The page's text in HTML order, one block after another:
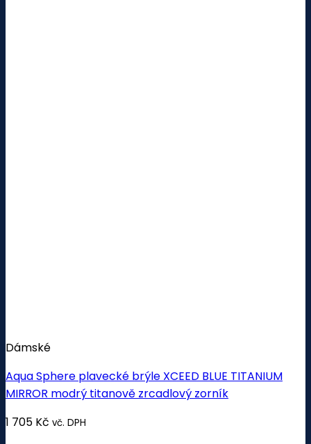
Dámské
Aqua Sphere plavecké brýle XCEED BLUE TITANIUM
MIRROR modrý titanově zrcadlový zorník
1 705 Kč vč. DPH